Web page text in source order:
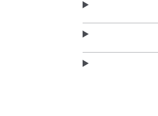
Our midweight
on the outside,
shape.